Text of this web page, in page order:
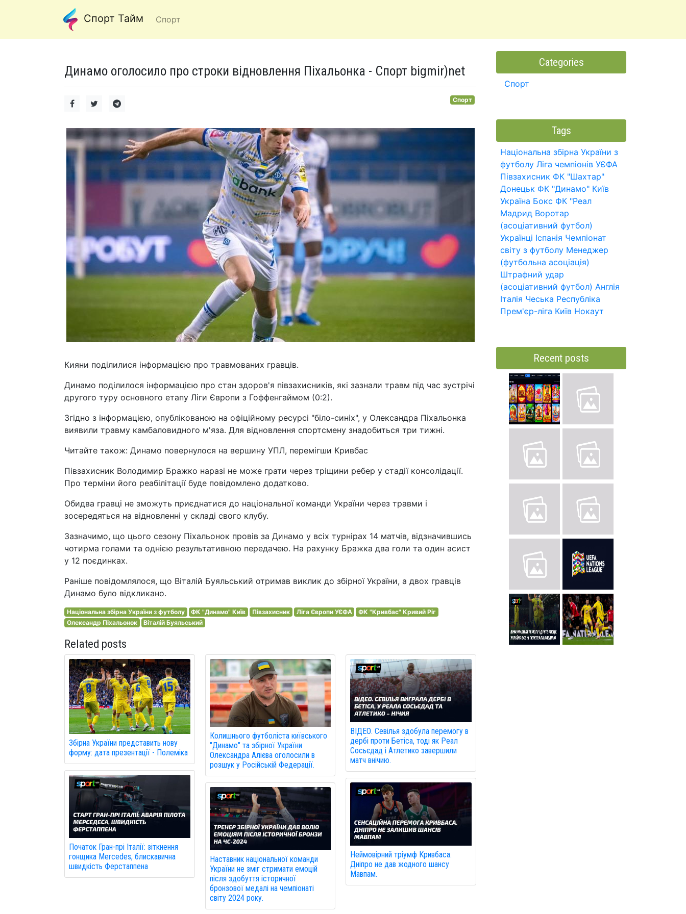
Спорт Тайм Спорт
Динамо оголосило про строки відновлення Піхальонка - Спорт bigmir)net
Спорт
Кияни поділилися інформацією про травмованих гравців.
Динамо поділилося інформацією про стан здоров'я півзахисників, які зазнали травм під час зустрічі
другого туру основного етапу Ліги Європи з Гоффенгаймом (0:2).
Згідно з інформацією, опублікованою на офіційному ресурсі "біло-синіх", у Олександра Піхальонка
виявили травму камбаловидного м'яза. Для відновлення спортсмену знадобиться три тижні.
Читайте також: Динамо повернулося на вершину УПЛ, перемігши Кривбас
Півзахисник Володимир Бражко наразі не може грати через тріщини ребер у стадії консолідації.
Про терміни його реабілітації буде повідомлено додатково.
Обидва гравці не зможуть приєднатися до національної команди України через травми і
зосередяться на відновленні у складі свого клубу.
Зазначимо, що цього сезону Піхальонок провів за Динамо у всіх турнірах 14 матчів, відзначившись
чотирма голами та однією результативною передачею. На рахунку Бражка два голи та один асист
у 12 поєдинках.
Раніше повідомлялося, що Віталій Буяльський отримав виклик до збірної України, а двох гравців
Динамо було відкликано.
Національна збірна України з футболу ФК "Динамо" Київ Півзахисник Ліга Європи УЄФА
ФК "Кривбас" Кривий Ріг
Олександр Піхальонок
Віталій Буяльський
Related posts
Збірна України представить нову
форму: дата презентації - Полеміка
Початок Гран-прі Італії: зіткнення
гонщика Mercedes, блискавична
швидкість Ферстаппена
Колишнього футболіста київського
"Динамо" та збірної України
Олександра Алієва оголосили в
розшук у Російській Федерації.
Наставник національної команди
України не зміг стримати емоцій
після здобуття історичної
бронзової медалі на чемпіонаті
світу 2024 року.
ВІДЕО. Севілья здобула перемогу в
дербі проти Бетіса, тоді як Реал
Сосьєдад і Атлетико завершили
матч внічию.
Неймовірний тріумф Кривбаса.
Дніпро не дав жодного шансу
Мавпам.
Categories
Спорт
Tags
Національна збірна України з
футболу Ліга чемпіонів УЄФА
Півзахисник ФК "Шахтар"
Донецьк ФК "Динамо" Київ
Україна Бокс ФК "Реал
Мадрид Воротар
(асоціативний футбол)
Українці Іспанія Чемпіонат
світу з футболу Менеджер
(футбольна асоціація)
Штрафний удар
(асоціативний футбол) Англія
Італія Чеська Республіка
Прем'єр-ліга Київ Нокаут
Recent posts